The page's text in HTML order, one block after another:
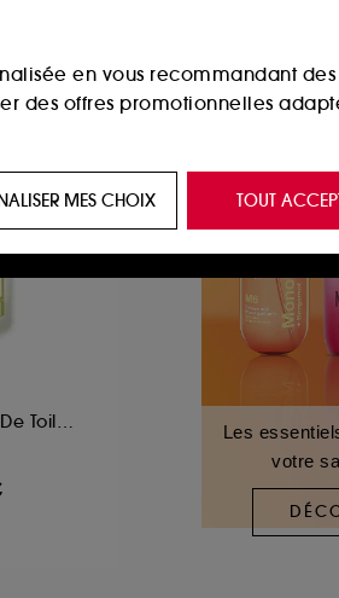
Les
votre
en vous recommandant des
des offres promotionnelles
vous plaire via des publicités, y
navigation sur notre site afin
fraudes aux moyens de
du site, tel que les
d’accéder à votre
TOUT
MES CHOIX